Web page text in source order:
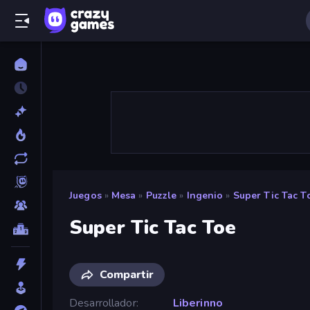
Juegos » Mesa » Puzzle » Ingenio » Super Tic Tac
Super Tic Tac Toe
Compartir
Desarrollador
Liberinno